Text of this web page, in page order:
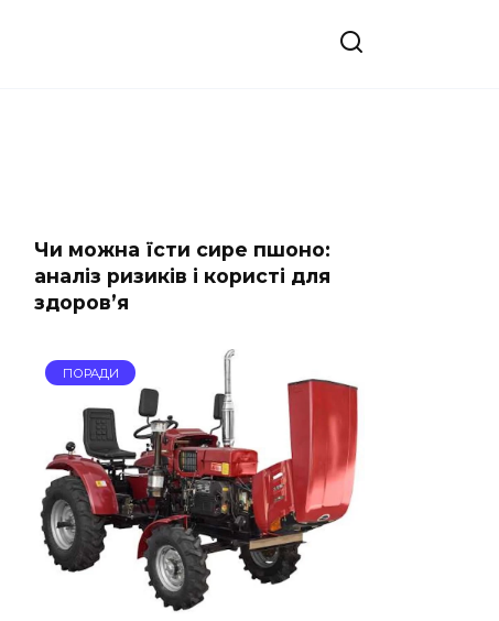
Чи можна їсти сире пшоно:
аналіз ризиків і користі для
здоров’я
ПОРАДИ